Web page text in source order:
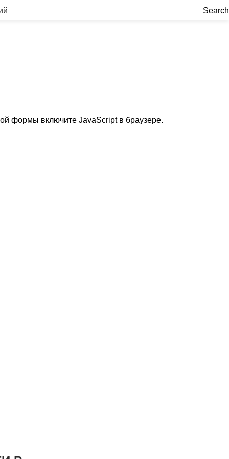
Search
формы включите JavaScript в браузере.